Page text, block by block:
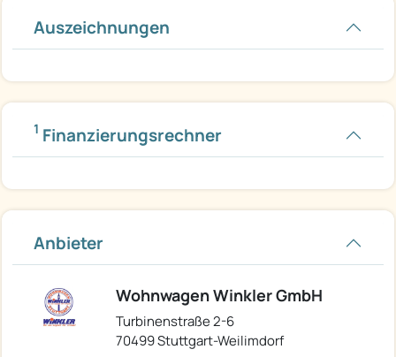
Auszeichnungen
1 Finanzierungsrechner
Anbieter
Wohnwagen Winkler GmbH
Turbinenstraße 2-6
70499 Stuttgart-Weilimdorf